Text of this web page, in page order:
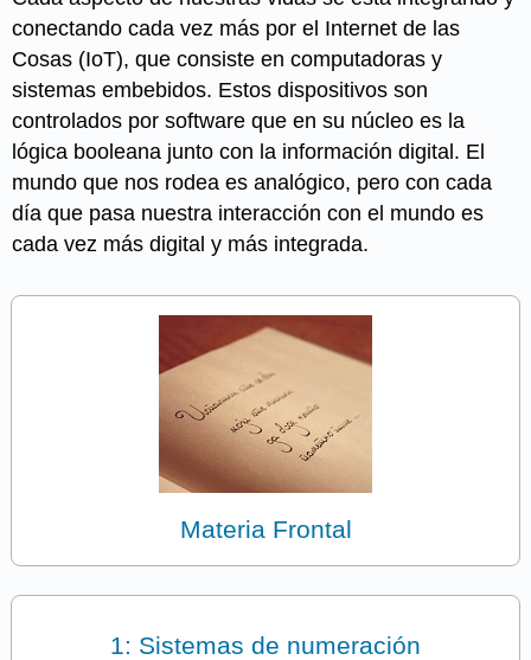
conectando cada vez más por el Internet de las
Cosas (IoT), que consiste en computadoras y
sistemas embebidos. Estos dispositivos son
controlados por software que en su núcleo es la
lógica booleana junto con la información digital. El
mundo que nos rodea es analógico, pero con cada
día que pasa nuestra interacción con el mundo es
cada vez más digital y más integrada.
Materia Frontal
1: Sistemas de numeración